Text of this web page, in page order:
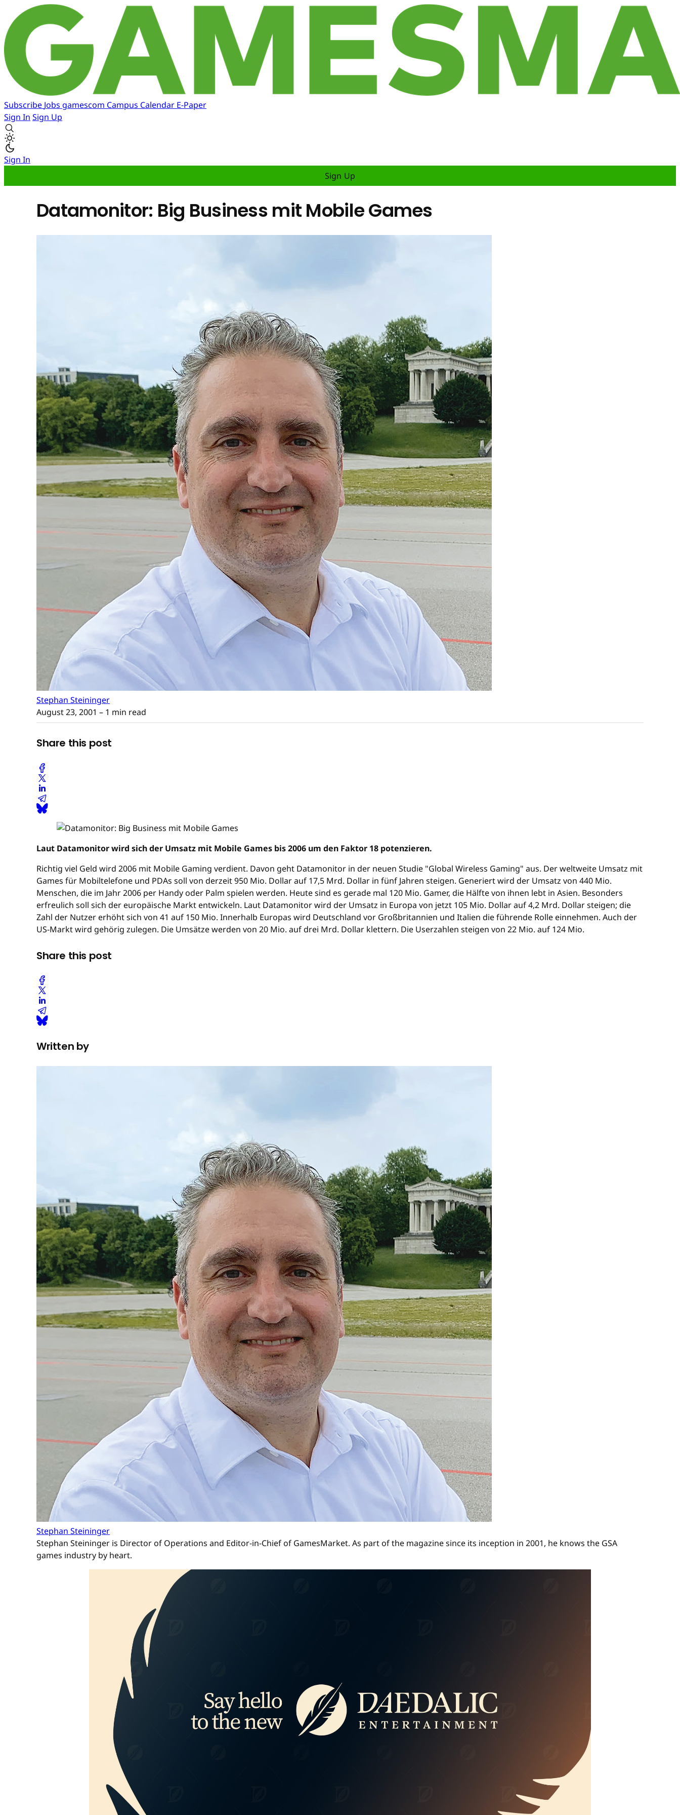
Subscribe Jobs gamescom Campus Calendar E-Paper
Sign In Sign Up
Sign In
Sign Up
Datamonitor: Big Business mit Mobile Games
Stephan Steininger
August 23, 2001 – 1 min read
Share this post
Laut Datamonitor wird sich der Umsatz mit Mobile Games bis 2006 um den Faktor 18 potenzieren.
Richtig viel Geld wird 2006 mit Mobile Gaming verdient. Davon geht Datamonitor in der neuen Studie "Global Wireless Gaming" aus. Der weltweite Umsatz mit
Games für Mobiltelefone und PDAs soll von derzeit 950 Mio. Dollar auf 17,5 Mrd. Dollar in fünf Jahren steigen. Generiert wird der Umsatz von 440 Mio.
Menschen, die im Jahr 2006 per Handy oder Palm spielen werden. Heute sind es gerade mal 120 Mio. Gamer, die Hälfte von ihnen lebt in Asien. Besonders
erfreulich soll sich der europäische Markt entwickeln. Laut Datamonitor wird der Umsatz in Europa von jetzt 105 Mio. Dollar auf 4,2 Mrd. Dollar steigen; die
Zahl der Nutzer erhöht sich von 41 auf 150 Mio. Innerhalb Europas wird Deutschland vor Großbritannien und Italien die führende Rolle einnehmen. Auch der
US-Markt wird gehörig zulegen. Die Umsätze werden von 20 Mio. auf drei Mrd. Dollar klettern. Die Userzahlen steigen von 22 Mio. auf 124 Mio.
Share this post
Written by
Stephan Steininger
Stephan Steininger is Director of Operations and Editor-in-Chief of GamesMarket. As part of the magazine since its inception in 2001, he knows the GSA
games industry by heart.